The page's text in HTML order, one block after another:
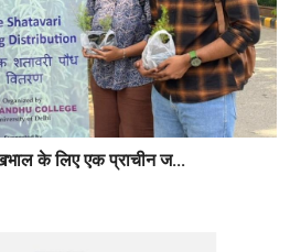
के लिए एक प्राचीन ज...